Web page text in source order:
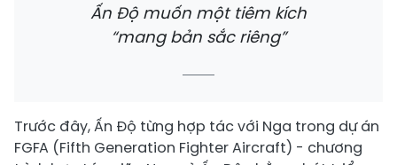
Ấn Độ muốn một tiêm kích
“mang bản sắc riêng”
Trước đây, Ấn Độ từng hợp tác với Nga trong dự án
FGFA (Fifth Generation Fighter Aircraft) - chương